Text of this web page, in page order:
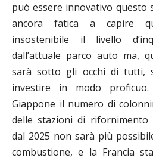
può essere innovativo questo
ancora fatica a capire
insostenibile il livello
dall’attuale parco auto ma,
sarà sotto gli occhi di tutti,
investire in modo
Giappone il numero di
delle stazioni di rifornimento
dal 2025 non sarà più
combustione, e la Francia